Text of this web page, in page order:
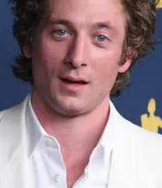
EVENTI
VIDEO
TV
PRINCIPATO